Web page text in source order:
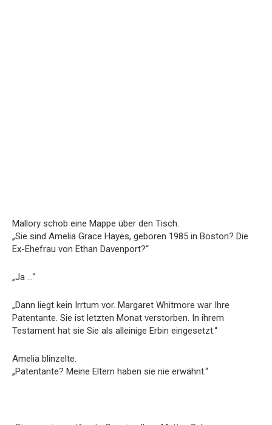
Mallory schob eine Mappe über den Tisch.
„Sie sind Amelia Grace Hayes, geboren 1985 in Boston? Die
Ex-Ehefrau von Ethan Davenport?“
„Ja …“
„Dann liegt kein Irrtum vor. Margaret Whitmore war Ihre
Patentante. Sie ist letzten Monat verstorben. In ihrem
Testament hat sie Sie als alleinige Erbin eingesetzt.“
Amelia blinzelte.
„Patentante? Meine Eltern haben sie nie erwähnt.“